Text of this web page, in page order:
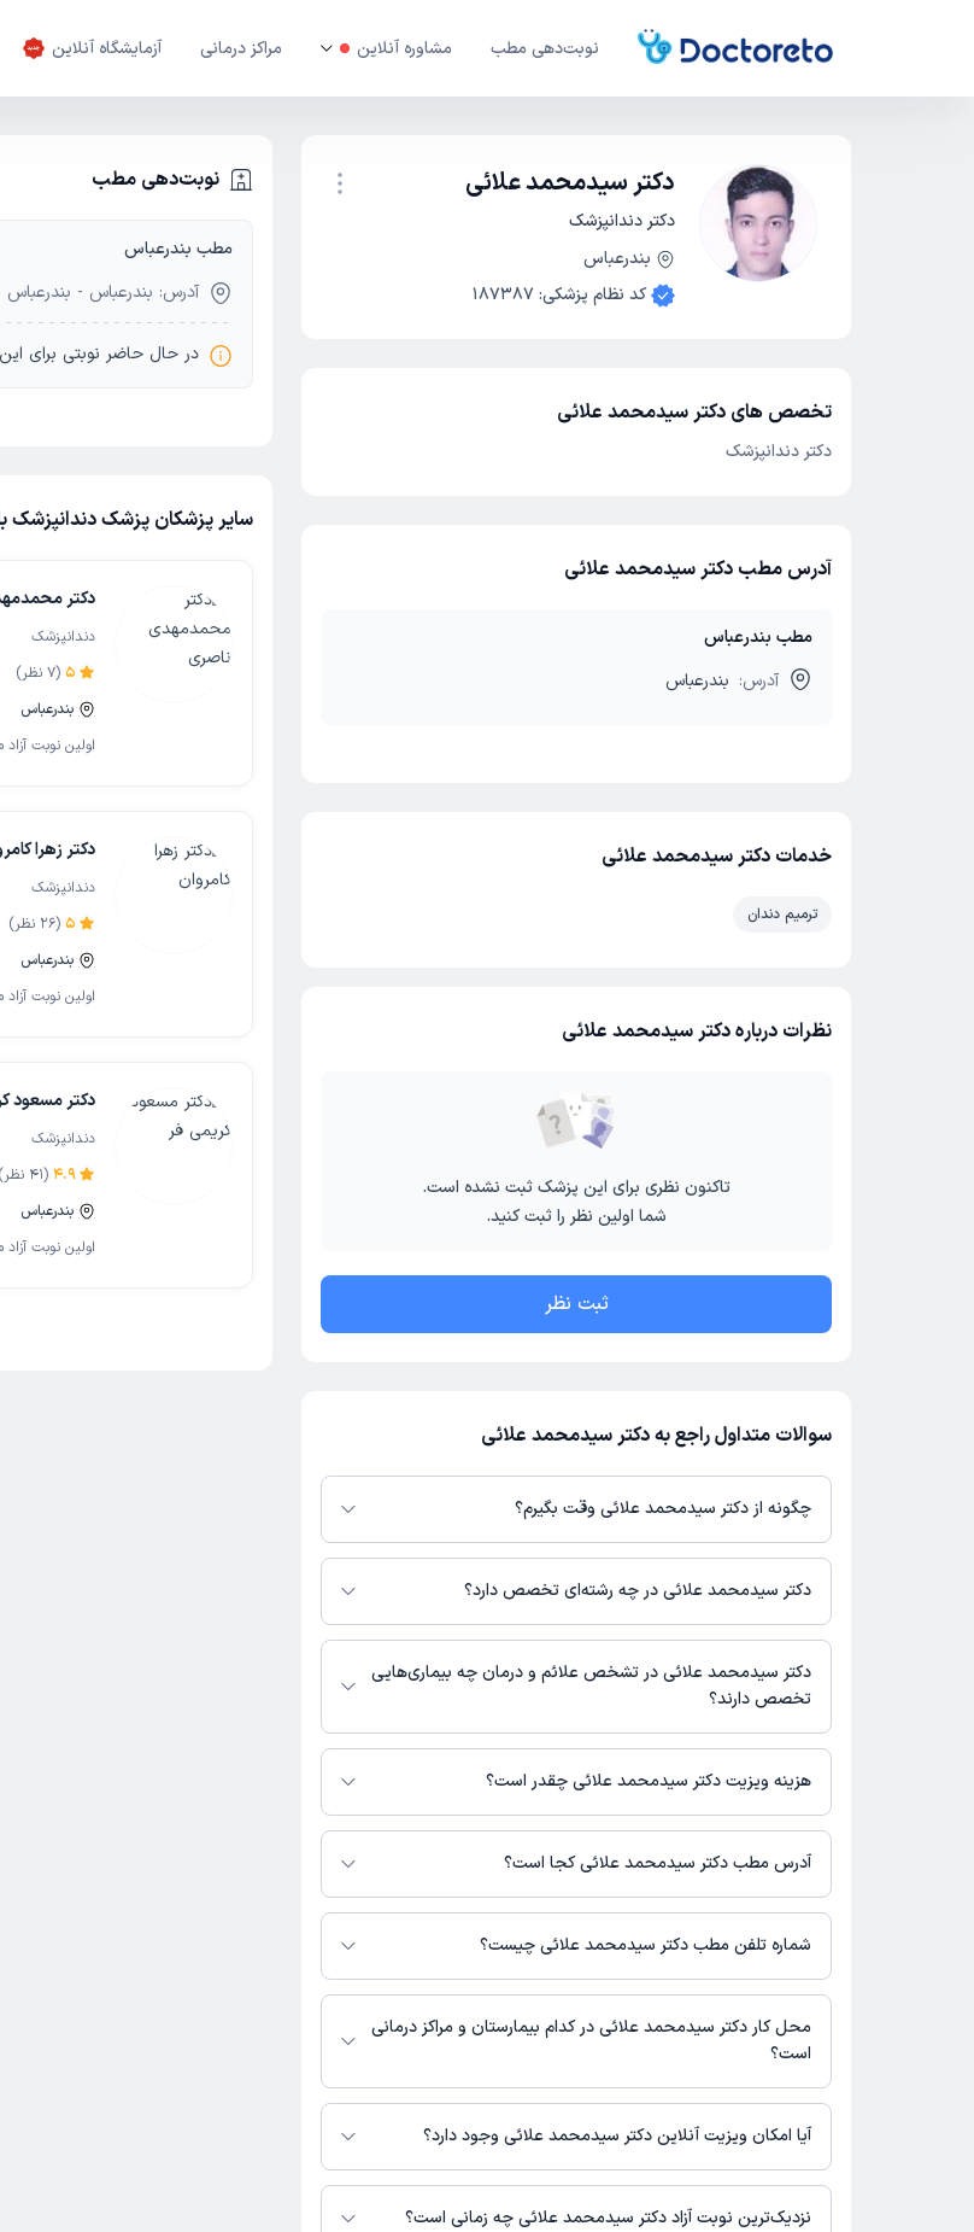
نوبت‌دهی مطب مشاوره آنلاین مراکز درمانی آزمایشگاه آنلاین
دکتر سیدمحمد علائی
دکتر دندانپزشک
بندرعباس
کد نظام پزشکی:
187387
نوبت‌دهی مطب
مطب بندرعباس
آدرس: بندرعباس - بندرعباس
در حال حاضر نوبتی برای
سایر پزشکان پزشک دندانپزشک
دکتر
دندانپزشک
5
(
7 نظر)
بندرعباس
اولین نوبت
دکتر زهرا
دندانپزشک
5
(
26 نظر)
بندرعباس
اولین نوبت
دکتر مسعود
دندانپزشک
4.9
(
41 نظر)
بندرعباس
اولین نوبت
تخصص های دکتر سیدمحمد علائی
دکتر دندانپزشک
آدرس مطب دکتر سیدمحمد علائی
مطب بندرعباس
آدرس: بندرعباس
خدمات دکتر سیدمحمد علائی
ترمیم دندان
نظرات درباره دکتر سیدمحمد علائی
تاکنون نظری برای این پزشک ثبت نشده است.
شما اولین نظر را ثبت کنید.
ثبت نظر
سوالات متداول راجع به دکتر سیدمحمد علائی
چگونه از دکتر سیدمحمد علائی وقت بگیرم؟
در صورتی کهدکتر سیدمحمد علائیدارای پروفایل فعال و نوبت‌دهی باز در پلتفرم دکترتو
باشند، می‌توانید از طریق این پلتفرم برای دریافت نوبت اقدام کنید. در صورت فعال بودن
حضور در مطب، تصاویر پزشک، ساعات کاری و سایر اطلاعات مرتبط با خدمات پزشکی و
نوبت‌گیری ممکن است در پروفایل ایشان در دکترتو در دسترس باشد
دکتر سیدمحمد علائی در چه رشته‌ای تخصص دارد؟
دکتر سیدمحمد علائی در رشته‌های زیر (دندان پزشکی) تخصص دارند:
دندانپزشک
دکتر سیدمحمد علائی در تشخص علائم و درمان چه بیماری‌هایی
تخصص دارند؟
دکتر سیدمحمد علائی در تشخیص علائم و درمان بیماری‌های مرتبط با دندانپزشک
فعالیت می‌کنند.
هزینه ویزیت دکتر سیدمحمد علائی چقدر است؟
برای اطلاع از هزینه ویزیت دکتر سیدمحمد علائی، لازم است با مطب تماس بگیرید.
آدرس مطب دکتر سیدمحمد علائی کجا است؟
دکتر سیدمحمد علائی 1 مطب فعال دارند. آدرس مطب‌های دکتر سیدمحمد علائی به
شرح زیر است.
شماره تلفن مطب دکتر سیدمحمد علائی چیست؟
مطب بندرعباس : شماره تماس مطب دکتر سیدمحمد علائی در حال حاضر در این
صفحه ثبت نشده است.
محل کار دکتر سیدمحمد علائی در کدام بیمارستان و مراکز درمانی
است؟
اطلاعاتی درباره محل فعالیت دکتر سیدمحمد علائی در مراکز درمانی در دسترس نیست.
آیا امکان ویزیت آنلاین دکتر سیدمحمد علائی وجود دارد؟
در حال حاضر اطلاعاتی درباره ارائه ویزیت آنلاین توسط دکتر سیدمحمد علائی در دسترس
نیست. برای دریافت اطلاعات دقیق‌تر، لطفاً با مطب تماس بگیرید.
نزدیک‌ترین نوبت آزاد دکتر سیدمحمد علائی چه زمانی است؟